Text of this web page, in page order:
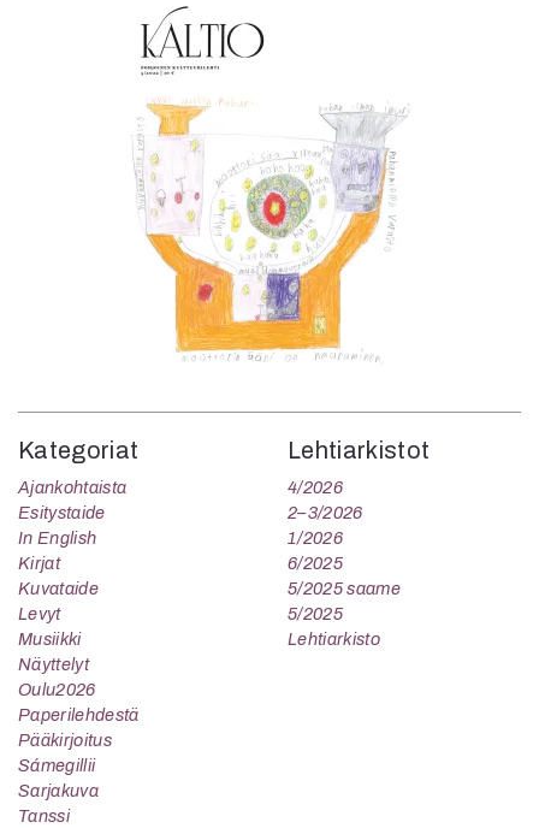
Kategoriat
Ajankohtaista
Esitystaide
In English
Kirjat
Kuvataide
Levyt
Musiikki
Näyttelyt
Oulu2026
Paperilehdestä
Pääkirjoitus
Sámegillii
Sarjakuva
Tanssi
Lehtiarkistot
4/2026
2–3/2026
1/2026
6/2025
5/2025 saame
5/2025
Lehtiarkisto